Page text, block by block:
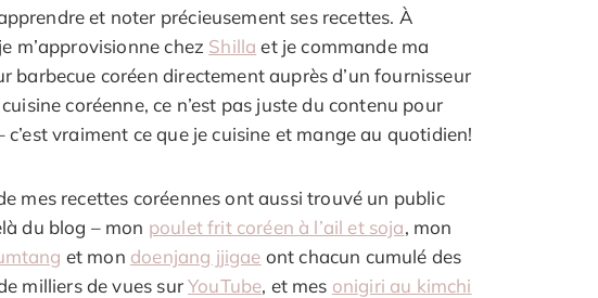
et noter précieusement ses recettes. À
m’approvisionne chez Shilla et je commande ma
barbecue coréen directement auprès d’un fournisseur
coréenne, ce n’est pas juste du contenu pour
c’est vraiment ce que je cuisine et mange au quotidien!
mes recettes coréennes ont aussi trouvé un public
du blog – mon poulet frit coréen à l’ail et soja, mon
et mon doenjang jjigae ont chacun cumulé des
milliers de vues surYouTube, et mes onigiri au kimchi